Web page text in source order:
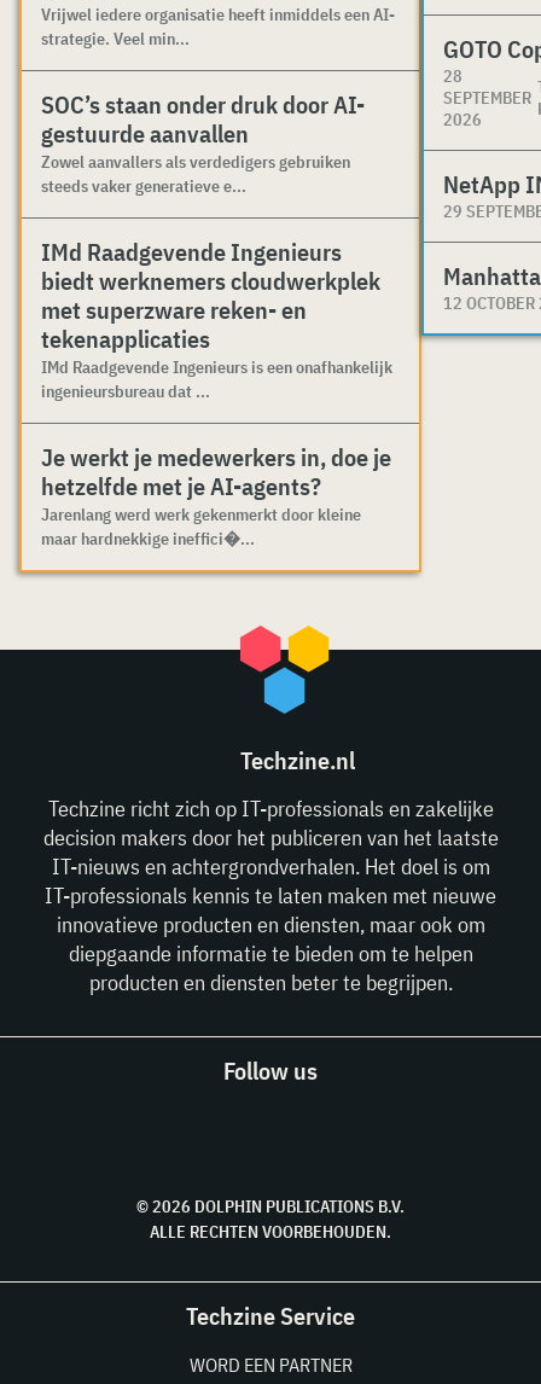
Vrijwel iedere organisatie heeft inmiddels een AI-
strategie. Veel min...
SOC’s staan onder druk door AI-
gestuurde aanvallen
Zowel aanvallers als verdedigers gebruiken
steeds vaker generatieve e...
IMd Raadgevende Ingenieurs
biedt werknemers cloudwerkplek
met superzware reken- en
tekenapplicaties
IMd Raadgevende Ingenieurs is een onafhankelijk
ingenieursbureau dat ...
Je werkt je medewerkers in, doe je
hetzelfde met je AI-agents?
Jarenlang werd werk gekenmerkt door kleine
maar hardnekkige ineffici�...
GOTO
28
SEPTEMBER
2026
NetApp
29
12
Techzine.nl
Techzine richt zich op IT-professionals en zakelijke
decision makers door het publiceren van het laatste
IT-nieuws en achtergrondverhalen. Het doel is om
IT-professionals kennis te laten maken met nieuwe
innovatieve producten en diensten, maar ook om
diepgaande informatie te bieden om te helpen
producten en diensten beter te begrijpen.
Follow us
© 2026 DOLPHIN PUBLICATIONS B.V.
ALLE RECHTEN VOORBEHOUDEN.
Techzine Service
WORD EEN PARTNER